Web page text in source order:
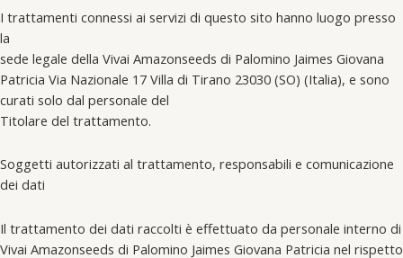
I trattamenti connessi ai servizi di questo sito hanno luogo presso
la
sede legale della Vivai Amazonseeds di Palomino Jaimes Giovana
Patricia Via Nazionale 17 Villa di Tirano 23030 (SO) (Italia), e sono
curati solo dal personale del
Titolare del trattamento.
Soggetti autorizzati al trattamento, responsabili e comunicazione
dei dati
Il trattamento dei dati raccolti è effettuato da personale interno di
Vivai Amazonseeds di Palomino Jaimes Giovana Patricia nel rispetto